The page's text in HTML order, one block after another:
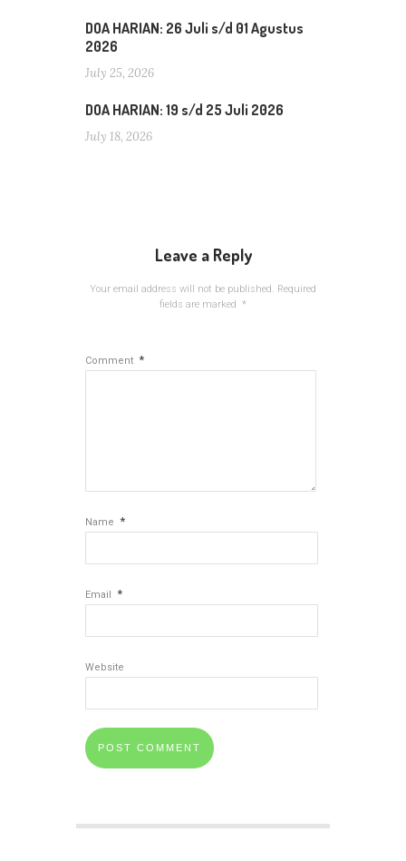
DOA HARIAN: 26 Juli s/d 01 Agustus
2026
July 25, 2026
DOA HARIAN: 19 s/d 25 Juli 2026
July 18, 2026
Leave a Reply
Your email address will not be published. Required
fields are marked *
Comment *
Name *
Email *
Website